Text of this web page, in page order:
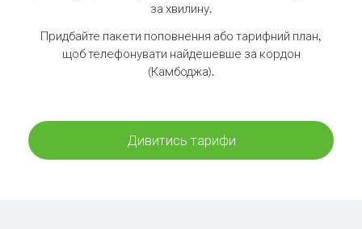
за хвилину.
Придбайте пакети поповнення або тарифний план,
щоб телефонувати найдешевше за кордон
(Камбоджа).
Дивитись тарифи